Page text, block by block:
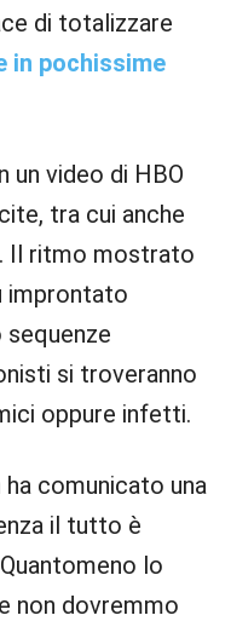
di totalizzare
in pochissime
video di HBO
tra cui anche
Il ritmo mostrato
improntato
sequenze
si troveranno
oppure infetti.
comunicato una
il tutto è
lo
non dovremmo